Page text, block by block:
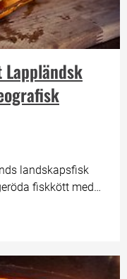
landskapsfisk
fiskkött med
beteckning
i regionen